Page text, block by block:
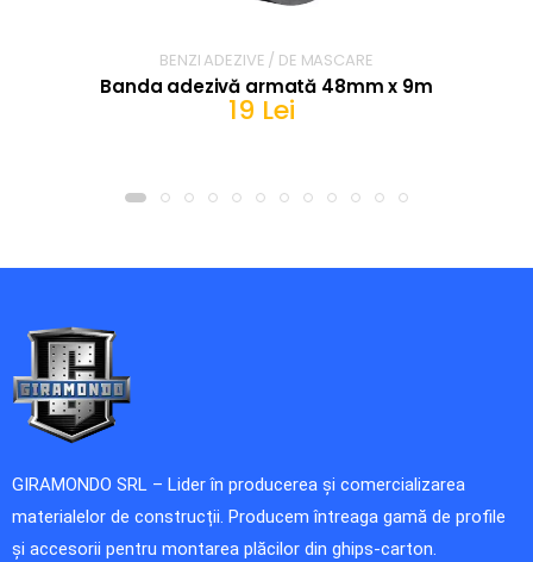
BENZI ADEZIVE / DE MASCARE
Banda adezivă armată 48mm x 9m
19 Lei
GIRAMONDO SRL – Lider în producerea și comercializarea
materialelor de construcții. Producem întreaga gamă de profile
și accesorii pentru montarea plăcilor din ghips-carton.